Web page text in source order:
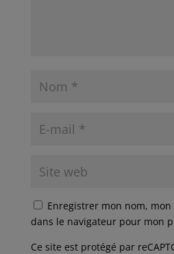
Enregistrer mon nom,
dans le navigateur pour mon
Ce site est protégé par